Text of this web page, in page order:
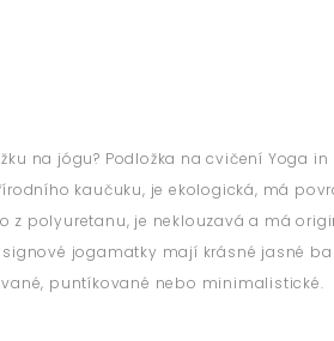
Podložka na cvičení Yoga in style
kaučuku, je ekologická, má povrch z
je neklouzavá a má originální
jogamatky mají krásné jasné barvy,
nebo minimalistické.